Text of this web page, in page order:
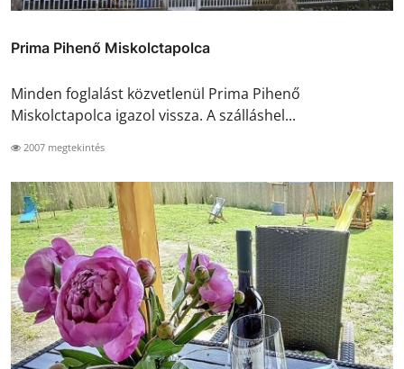
Prima Pihenő Miskolctapolca
Minden foglalást közvetlenül Prima Pihenő
Miskolctapolca igazol vissza. A szálláshel...
2007 megtekintés